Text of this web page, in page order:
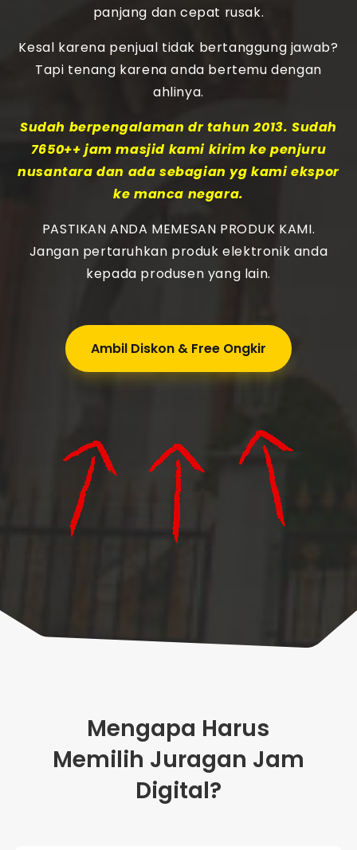
panjang dan cepat rusak.
Kesal karena penjual tidak bertanggung jawab?
Tapi tenang karena anda bertemu dengan
ahlinya.
Sudah berpengalaman dr tahun 2013. Sudah
7650++ jam masjid kami kirim ke penjuru
nusantara dan ada sebagian yg kami ekspor
ke manca negara.
PASTIKAN ANDA MEMESAN PRODUK KAMI.
Jangan pertaruhkan produk elektronik anda
kepada produsen yang lain.
Ambil Diskon & Free Ongkir
Mengapa Harus
Memilih Juragan Jam
Digital?